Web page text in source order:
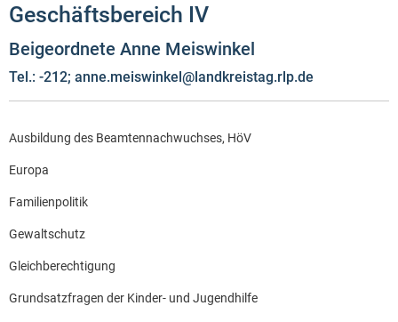
Geschäftsbereich IV
Beigeordnete Anne Meiswinkel
Tel.: -212; anne.meiswinkel@landkreistag.rlp.de
Ausbildung des Beamtennachwuchses, HöV
Europa
Familienpolitik
Gewaltschutz
Gleichberechtigung
Grundsatzfragen der Kinder- und Jugendhilfe